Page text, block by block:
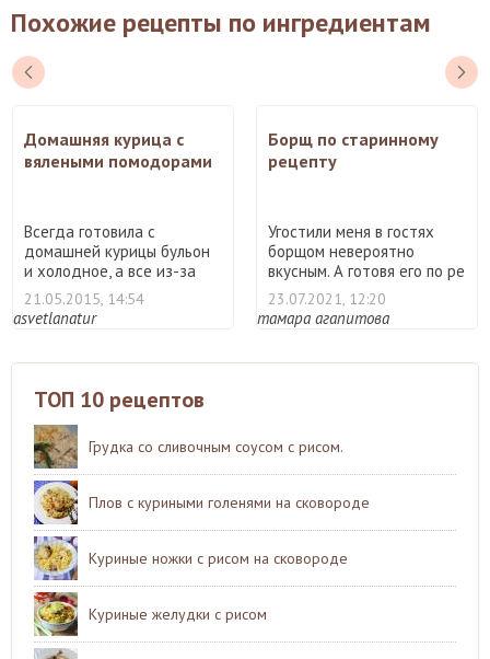
Похожие рецепты по ингредиентам
Домашняя курица с
вялеными помодорами
Всегда готовила с
домашней курицы бульон
и холодное, а все из-за
тог ...
21.05.2015, 14:54
asvetlanatur
Борщ по старинному
рецепту
Угостили меня в гостях
борщом невероятно
вкусным. А готовя его по ре
...
23.07.2021, 12:20
тамара агапитова
ТОП 10 рецептов
Грудка со сливочным соусом с рисом.
Плов с куриными голенями на сковороде
Куриные ножки с рисом на сковороде
Куриные желудки с рисом